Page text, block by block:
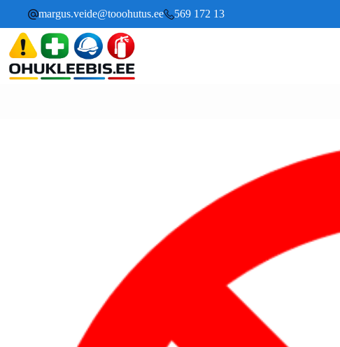
margus.veide@tooohutus.ee 569 172 13